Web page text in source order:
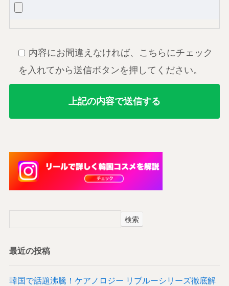
内容にお間違えなければ、こちらにチェック
を入れてから送信ボタンを押してください。
検索
最近の投稿
韓国で話題沸騰！ケアノロジー リブルーシリーズ徹底解